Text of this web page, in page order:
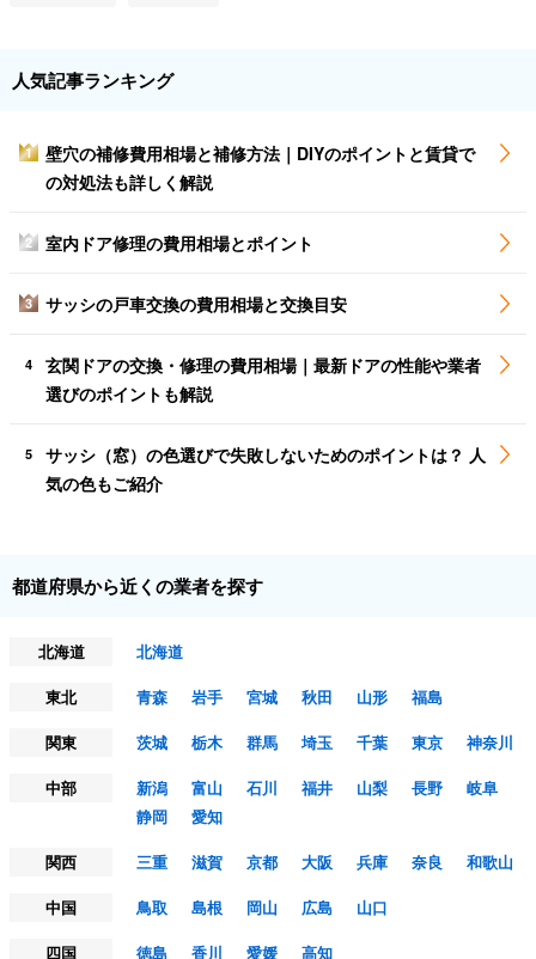
人気記事ランキング
1
壁穴の補修費用相場と補修方法｜DIYのポイントと賃貸で
の対処法も詳しく解説
2 室内ドア修理の費用相場とポイント
3 サッシの戸車交換の費用相場と交換目安
4
玄関ドアの交換・修理の費用相場｜最新ドアの性能や業者
選びのポイントも解説
5
サッシ（窓）の色選びで失敗しないためのポイントは？ 人
気の色もご紹介
都道府県から近くの業者を探す
北海道
北海道
東北
青森 岩手 宮城 秋田 山形
福島
関東
茨城 栃木 群馬 埼玉 千葉 東京
神奈川
中部
新潟 富山 石川 福井 山梨 長野
岐阜
静岡
愛知
関西
三重 滋賀 京都 大阪 兵庫 奈良
和歌山
中国
鳥取 島根 岡山 広島
山口
四国
徳島 香川 愛媛
高知